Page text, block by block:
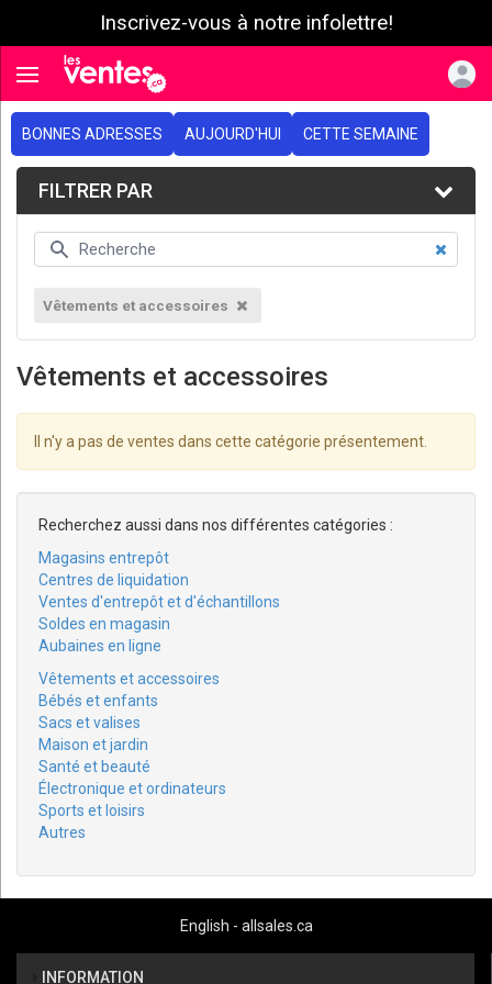
Inscrivez-vous à notre infolettre!
Toggle navigation
BONNES ADRESSES AUJOURD'HUI CETTE SEMAINE
FILTRER PAR
Vêtements et accessoires
Vêtements et accessoires
Il n'y a pas de ventes dans cette catégorie présentement.
Recherchez aussi dans nos différentes catégories :
Magasins entrepôt
Centres de liquidation
Ventes d'entrepôt et d'échantillons
Soldes en magasin
Aubaines en ligne
Vêtements et accessoires
Bébés et enfants
Sacs et valises
Maison et jardin
Santé et beauté
Électronique et ordinateurs
Sports et loisirs
Autres
English - allsales.ca
INFORMATION